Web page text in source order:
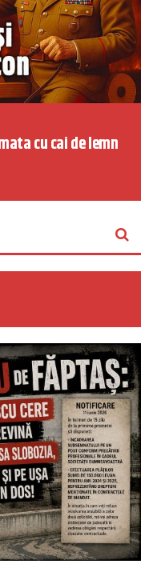
cu cai de lemn